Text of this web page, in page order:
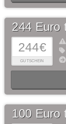
244€
GUTSCHEIN
244 Euro
100 Euro